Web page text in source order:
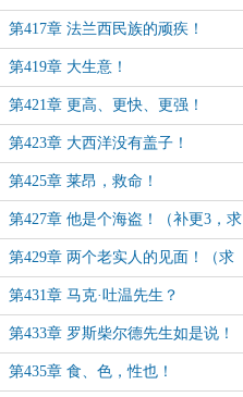
第417章 法兰西民族的顽疾！
第419章 大生意！
第421章 更高、更快、更强！
第423章 大西洋没有盖子！
第425章 莱昂，救命！
第427章 他是个海盗！（补更3，求
月票）
第429章 两个老实人的见面！（求
月票）
第431章 马克·吐温先生？
第433章 罗斯柴尔德先生如是说！
第435章 食、色，性也！